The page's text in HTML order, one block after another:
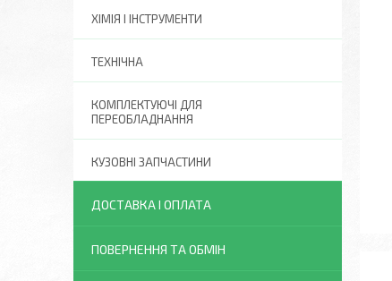
ХІМІЯ І ІНСТРУМЕНТИ
ТЕХНІЧНА
КОМПЛЕКТУЮЧІ ДЛЯ
ПЕРЕОБЛАДНАННЯ
КУЗОВНІ ЗАПЧАСТИНИ
ДОСТАВКА І ОПЛАТА
ПОВЕРНЕННЯ ТА ОБМІН